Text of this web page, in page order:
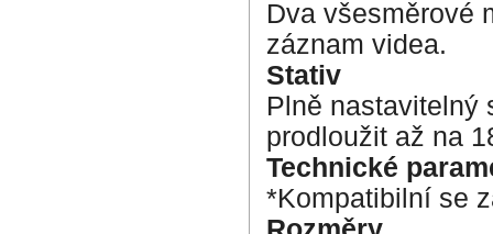
Dva všesměrové
záznam videa.
Stativ
Plně nastavitelný
prodloužit až na
Technické
*Kompatibilní se